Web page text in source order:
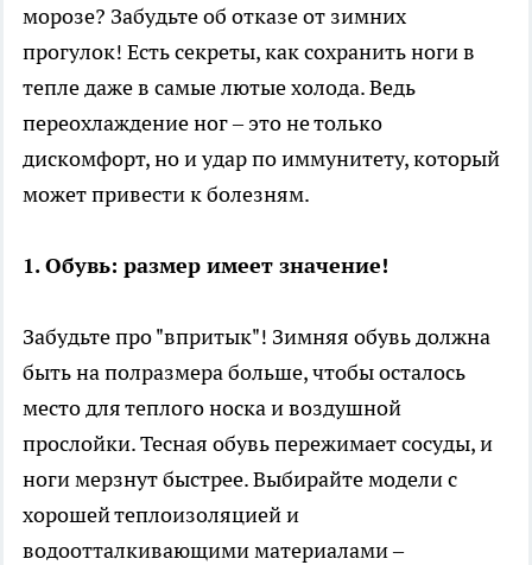
морозе? Забудьте об отказе от зимних
прогулок! Есть секреты, как сохранить ноги в
тепле даже в самые лютые холода. Ведь
переохлаждение ног – это не только
дискомфорт, но и удар по иммунитету, который
может привести к болезням.
1. Обувь: размер имеет значение!
Забудьте про "впритык"! Зимняя обувь должна
быть на полразмера больше, чтобы осталось
место для теплого носка и воздушной
прослойки. Тесная обувь пережимает сосуды, и
ноги мерзнут быстрее. Выбирайте модели с
хорошей теплоизоляцией и
водоотталкивающими материалами –